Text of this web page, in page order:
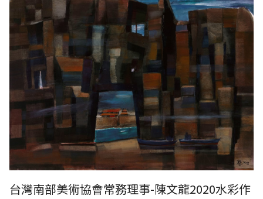
台灣南部美術協會常務理事-陳文龍2020水彩作